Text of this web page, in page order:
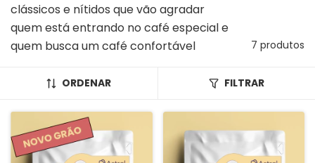
clássicos e nítidos que vão agradar
quem está entrando no café especial e
quem busca um café confortável
7 produtos
ORDENAR FILTRAR